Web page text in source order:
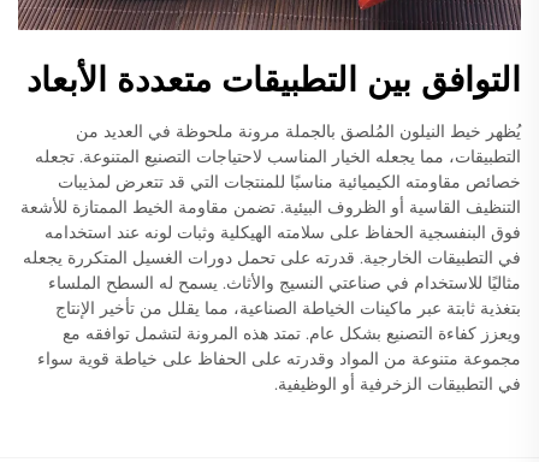
التوافق بين التطبيقات متعددة الأبعاد
يُظهر خيط النيلون المُلصق بالجملة مرونة ملحوظة في العديد من
التطبيقات، مما يجعله الخيار المناسب لاحتياجات التصنيع المتنوعة. تجعله
خصائص مقاومته الكيميائية مناسبًا للمنتجات التي قد تتعرض لمذيبات
التنظيف القاسية أو الظروف البيئية. تضمن مقاومة الخيط الممتازة للأشعة
فوق البنفسجية الحفاظ على سلامته الهيكلية وثبات لونه عند استخدامه
في التطبيقات الخارجية. قدرته على تحمل دورات الغسيل المتكررة يجعله
مثاليًا للاستخدام في صناعتي النسيج والأثاث. يسمح له السطح الملساء
بتغذية ثابتة عبر ماكينات الخياطة الصناعية، مما يقلل من تأخير الإنتاج
ويعزز كفاءة التصنيع بشكل عام. تمتد هذه المرونة لتشمل توافقه مع
مجموعة متنوعة من المواد وقدرته على الحفاظ على خياطة قوية سواء
في التطبيقات الزخرفية أو الوظيفية.